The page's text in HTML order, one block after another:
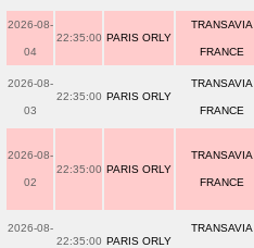
2026-08-
04
22:35:00 PARIS ORLY
TRANSAVIA
FRANCE
2026-08-
03
22:35:00 PARIS ORLY
TRANSAVIA
FRANCE
2026-08-
02
22:35:00 PARIS ORLY
TRANSAVIA
FRANCE
2026-08-
22:35:00 PARIS ORLY
TRANSAVIA